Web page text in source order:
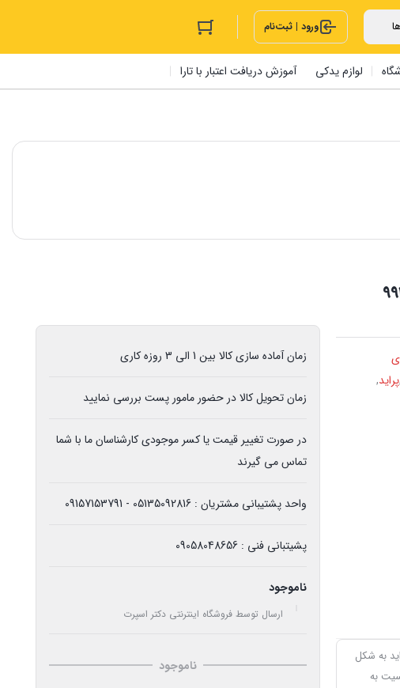
ورود | ثبت‌نام
لوازم یدکی آموزش دریافت اعتبار با تارا
پراید,
به شکل
وات و حساسیت به
زمان آماده سازی کالا بین 1 الی 3 روزه کاری
زمان تحویل کالا در حضور مامور پست بررسی نمایید
در صورت تغییر قیمت یا کسر موجودی کارشناسان ما با شما
تماس می گیرند
واحد پشتیبانی مشتریان : 05135092816 - 09157153791
پشیتبانی فنی : 09058048656
ناموجود
ارسال توسط فروشگاه اینترنتی دکتر اسپرت
ناموجود